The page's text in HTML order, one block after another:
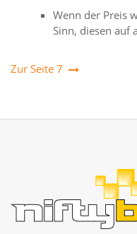
Wenn der Preis
Sinn, diesen auf
Zur Seite 7